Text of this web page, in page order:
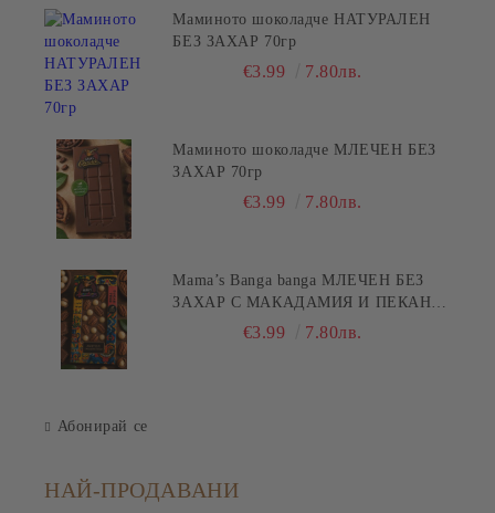
Маминото шоколадче НАТУРАЛЕН
БЕЗ ЗАХАР 70гр
€3.99 7.80лв.
Маминото шоколадче МЛЕЧЕН БЕЗ
ЗАХАР 70гр
€3.99 7.80лв.
Mama’s Banga banga МЛЕЧЕН БЕЗ
ЗАХАР С МАКАДАМИЯ И ПЕКАН
€3.99 7.80лв.
Абонирай се
НАЙ-ПРОДАВАНИ